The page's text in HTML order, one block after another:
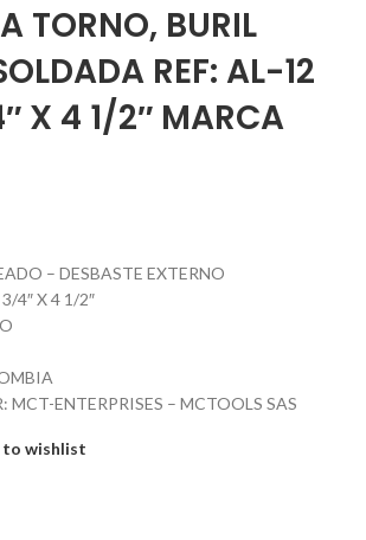
TORNO, BURIL
REF: AL-12
X 4 1/2″ MARCA
– DESBASTE EXTERNO
4″ X 4 1/2″
MCT-ENTERPRISES – MCTOOLS SAS
to wishlist